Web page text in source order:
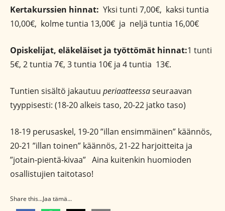
Kertakurssien hinnat: Yksi tunti 7,00€, kaksi tuntia
10,00€, kolme tuntia 13,00€ ja neljä tuntia 16,00€
Opiskelijat, eläkeläiset ja työttömät hinnat:1 tunti
5€, 2 tuntia 7€, 3 tuntia 10€ ja 4 tuntia 13€.
Tuntien sisältö jakautuu periaatteessaseuraavan
tyyppisesti: (18-20 alkeis taso, 20-22 jatko taso)
18-19 perusaskel, 19-20 ”illan ensimmäinen” käännös,
20-21 ”illan toinen” käännös, 21-22 harjoitteita ja
”jotain-pientä-kivaa” Aina kuitenkin huomioden
osallistujien taitotaso!
Share this...Jaa tämä...